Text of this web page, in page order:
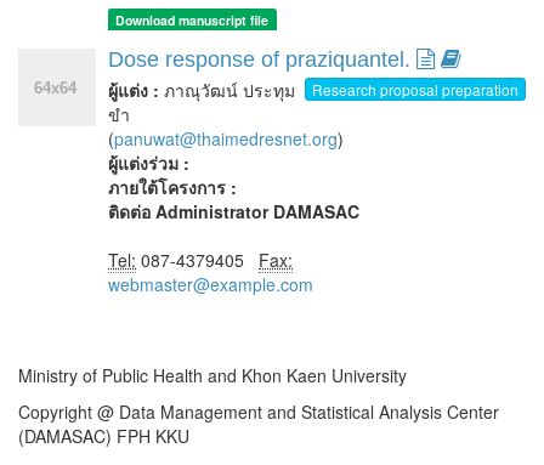
Download manuscript file
Dose response of praziquantel.
Research proposal preparation
ผู้แต่ง : ภาณุวัฒน์ ประทุม
ขำ
(panuwat@thaimedresnet.org)
ผู้แต่งร่วม :
ภายใต้โครงการ :
ติดต่อ Administrator DAMASAC
Tel: 087-4379405 Fax:
webmaster@example.com
Ministry of Public Health and Khon Kaen University
Copyright @ Data Management and Statistical Analysis Center
(DAMASAC) FPH KKU